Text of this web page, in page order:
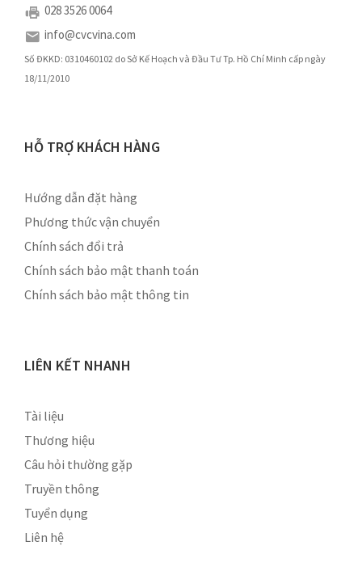
028 3526 0064
info@cvcvina.com
Số ĐKKD: 0310460102 do Sở Kế Hoạch và Đầu Tư Tp. Hồ Chí Minh cấp ngày
18/11/2010
HỖ TRỢ KHÁCH HÀNG
Hướng dẫn đặt hàng
Phương thức vận chuyển
Chính sách đổi trả
Chính sách bảo mật thanh toán
Chính sách bảo mật thông tin
LIÊN KẾT NHANH
Tài liệu
Thương hiệu
Câu hỏi thường gặp
Truyền thông
Tuyển dụng
Liên hệ